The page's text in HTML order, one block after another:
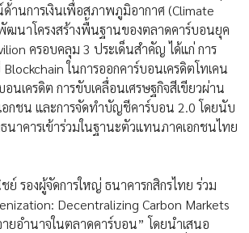
านการเงินเพื่อสภาพภูมิอากาศ (Climate
ฒนาโครงสร้างพื้นฐานของตลาดคาร์บอนยุค
ครอบคลุม 3 ประเด็นสำคัญ ได้แก่ การ
ในการออกคาร์บอนเครดิตโทเคน
เครดิต การขับเคลื่อนเศรษฐกิจสีเขียวผ่าน
อกชน และการจัดทำบัญชีคาร์บอน 2.0 โดยนับ
าคารเข้าร่วมในฐานะตัวแทนภาคเอกชนไทย
รองผู้จัดการใหญ่ ธนาคารกสิกรไทย ร่วม
Decentralizing Carbon Markets
ายอำนาจในตลาดคาร์บอน” โดยนำเสนอ